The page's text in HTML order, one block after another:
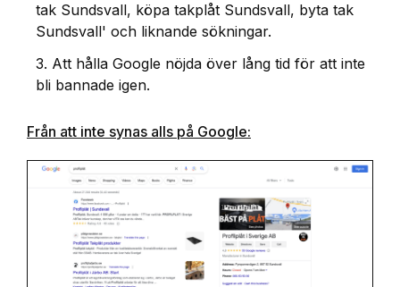
tak Sundsvall, köpa takplåt Sundsvall, byta tak
Sundsvall' och liknande sökningar.
3. Att hålla Google nöjda över lång tid för att inte
bli bannade igen.
Från att inte synas alls på Google: